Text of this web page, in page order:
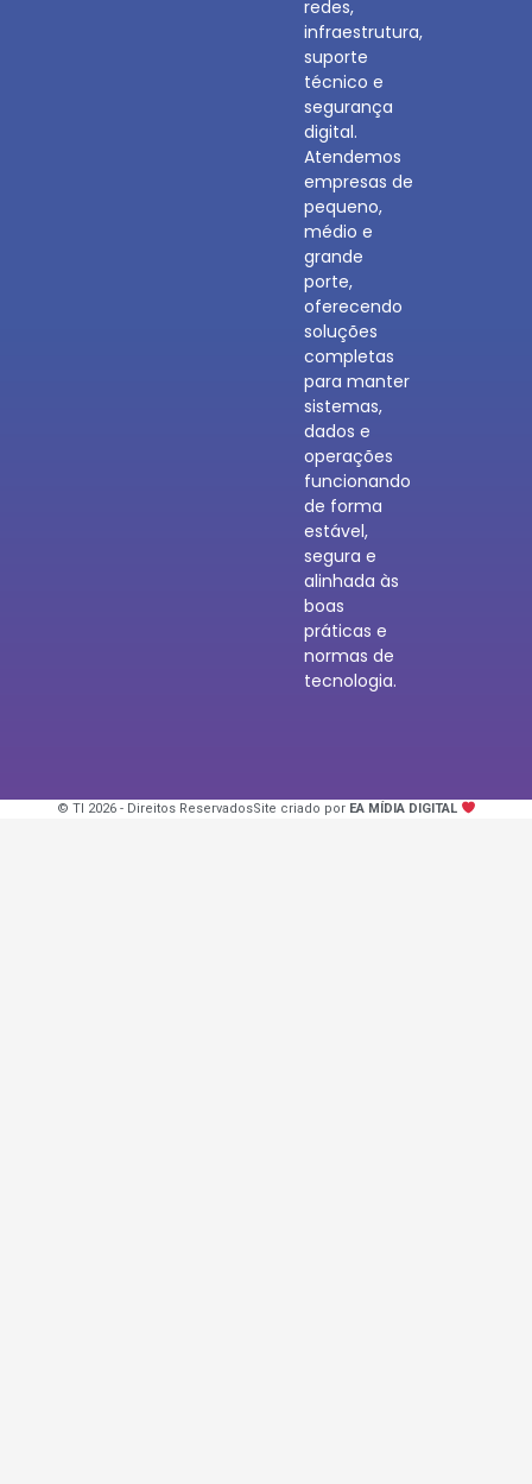
redes,
infraestrutura,
suporte
técnico e
segurança
digital.
Atendemos
empresas de
pequeno,
médio e
grande
porte,
oferecendo
soluções
completas
para manter
sistemas,
dados e
operações
funcionando
de forma
estável,
segura e
alinhada às
boas
práticas e
normas de
tecnologia.
© TI 2026 - Direitos ReservadosSite criado por EA MÍDIA DIGITAL